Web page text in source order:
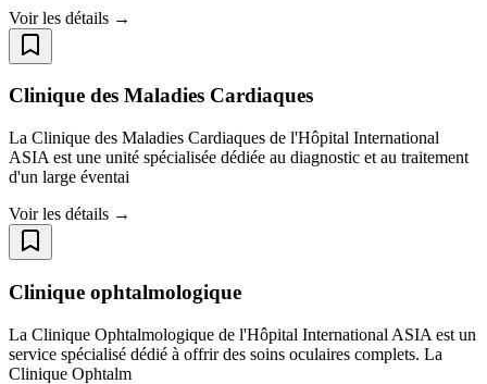
Voir les détails →
Clinique des Maladies Cardiaques
La Clinique des Maladies Cardiaques de l'Hôpital International
ASIA est une unité spécialisée dédiée au diagnostic et au traitement
d'un large éventai
Voir les détails →
Clinique ophtalmologique​​​​​​​
La Clinique Ophtalmologique de l'Hôpital International ASIA est un
service spécialisé dédié à offrir des soins oculaires complets. La
Clinique Ophtalm